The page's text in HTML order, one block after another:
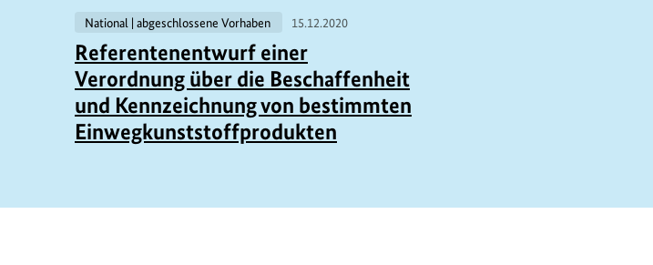
National | abgeschlossene Vorhaben 15.12.2020
Referentenentwurf einer
Verordnung über die Beschaffenheit
und Kennzeichnung von bestimmten
Einwegkunststoffprodukten